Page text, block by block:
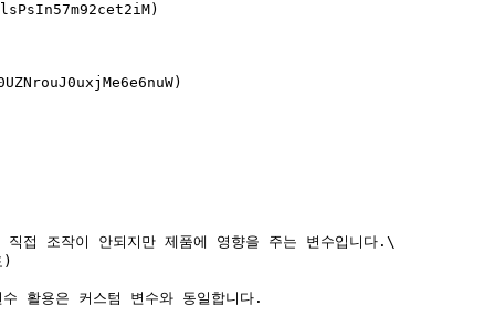
직접 조작이 안되지만 제품에 영향을 주는 변수입니다.\
)
활용은 커스텀 변수와 동일합니다.